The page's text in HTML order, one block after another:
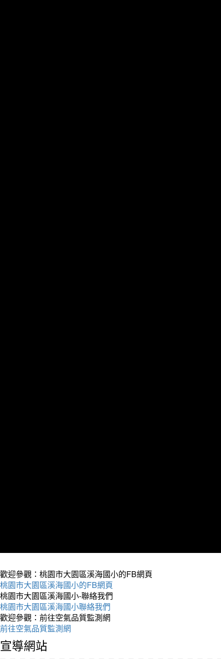
歡迎參觀：桃園市大園區溪海國小的FB網頁
桃園市大園區溪海國小的FB網頁
桃園市大園區溪海國小-聯絡我們
桃園市大園區溪海國小聯絡我們
歡迎參觀：前往空氣品質監測網
前往空氣品質監測網
宣導網站